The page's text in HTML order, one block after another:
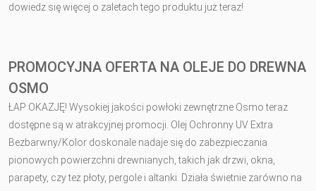
dowiedz się więcej o zaletach tego produktu już teraz!
PROMOCYJNA OFERTA NA OLEJE DO DREWNA
OSMO
ŁAP OKAZJĘ! Wysokiej jakości powłoki zewnętrzne Osmo teraz
dostępne są w atrakcyjnej promocji. Olej Ochronny UV Extra
Bezbarwny/Kolor doskonale nadaje się do zabezpieczania
pionowych powierzchni drewnianych, takich jak drzwi, okna,
parapety, czy też płoty, pergole i altanki. Działa świetnie zarówno na